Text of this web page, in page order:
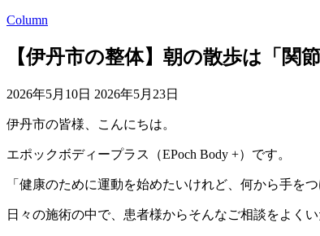
Column
【伊丹市の整体】朝の散歩は「関
2026年5月10日 2026年5月23日
伊丹市の皆様、こんにちは。
エポックボディープラス（EPoch Body +）です。
「健康のために運動を始めたいけれど、何から手を
日々の施術の中で、患者様からそんなご相談をよくい